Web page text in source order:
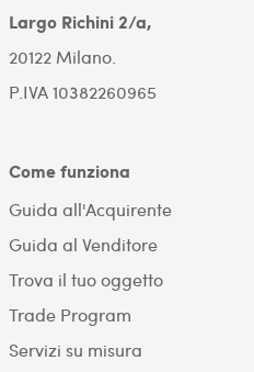
Largo Richini 2/a,
20122 Milano.
P.IVA 10382260965
Come funziona
Guida all'Acquirente
Guida al Venditore
Trova il tuo oggetto
Trade Program
Servizi su misura